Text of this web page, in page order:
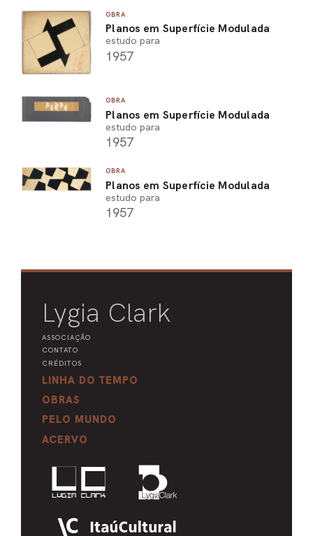
OBRA
Planos em Superfície Modulada
estudo para
1957
OBRA
Planos em Superfície Modulada
estudo para
1957
OBRA
Planos em Superfície Modulada
estudo para
1957
Lygia Clark
ASSOCIAÇÃO
CONTATO
CRÉDITOS
LINHA DO TEMPO
OBRAS
PELO MUNDO
ACERVO